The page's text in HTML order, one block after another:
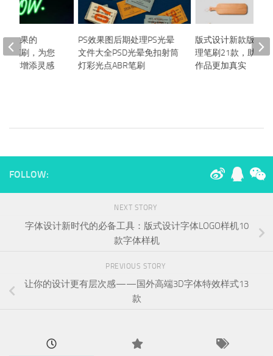
PS效果图后期处理PS光晕
文件大全PSD光晕免扣射筒
灯彩光点ABR笔刷
版式设计新款版印
理笔刷21款，助你
作品更加真实
殊效果的
款笔刷，为您
创作增添灵感
FOLLOW:
NEXT STORY
字体设计新时代的必备工具：版式设计字体LOGO样机10
款字体样机
PREVIOUS STORY
让你的设计更有层次感——国外高端3D字体特效样式13
款